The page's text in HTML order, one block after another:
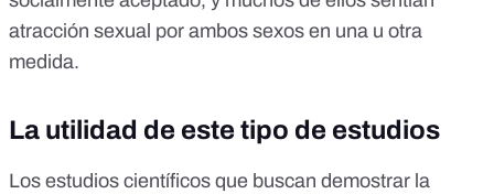
atracción sexual por ambos sexos en una u otra
medida.
La utilidad de este tipo de estudios
Los estudios científicos que buscan demostrar la